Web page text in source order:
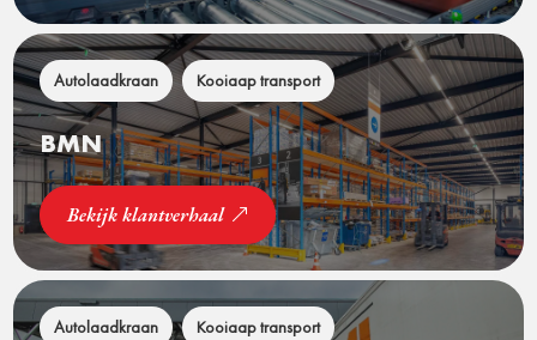
Autolaadkraan Kooiaap transport
BMN
Bekijk klantverhaal
Autolaadkraan Kooiaap transport